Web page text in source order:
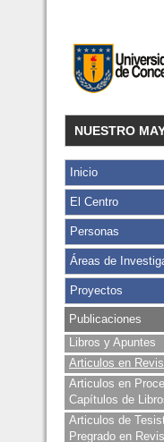
NUESTRO
Inicio
El Centro
Personas
Áreas de
Proyectos
Publicaciones
Libros y Apuntes
Articulos en
Articulos en
Capítulos de
Articulos de
Pregrado en